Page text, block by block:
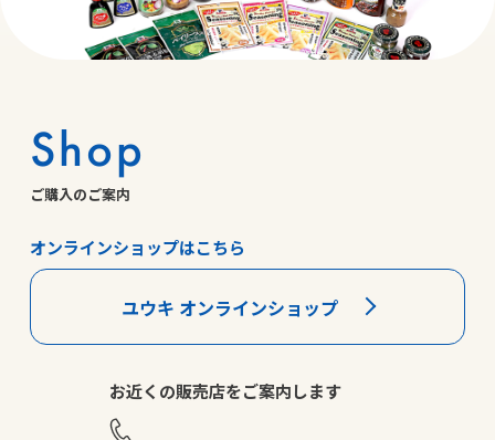
Shop
ご購入のご案内
オンラインショップはこちら
ユウキ オンラインショップ
お近くの販売店をご案内します